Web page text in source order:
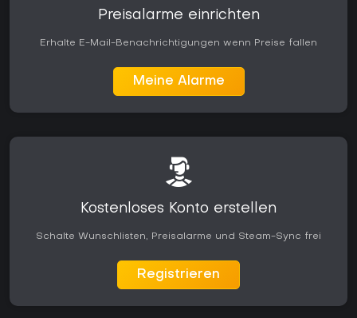
Preisalarme einrichten
Erhalte E-Mail-Benachrichtigungen wenn Preise fallen
Meine Alarme
Kostenloses Konto erstellen
Schalte Wunschlisten, Preisalarme und Steam-Sync frei
Registrieren